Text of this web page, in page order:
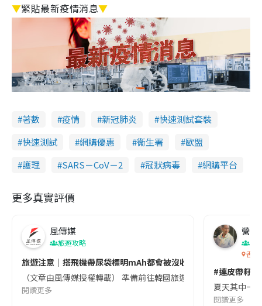
▼緊貼最新疫情消息▼
著數 疫情 新冠肺炎
快速測試套裝
快速測試
網購優惠 衞生署
歐盟
護理
SARS－CoV－2 冠狀病毒 網購平台
更多真實評價
風傳媒
旅遊攻略
旅遊注意｜搭飛機帶尿袋標明mAh都會被沒收😱出發前切記檢查
（文章由風傳媒授權轉載） 準備前往韓國旅遊的民眾，近期要
閱讀更多
營養
香港
#連皮帶籽
夏天其中一
閱讀更多